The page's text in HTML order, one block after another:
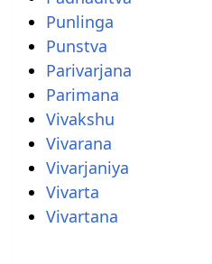
Punlinga
Punstva
Parivarjana
Parimana
Vivakshu
Vivarana
Vivarjaniya
Vivarta
Vivartana